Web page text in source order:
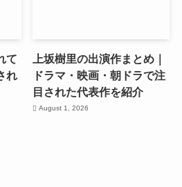
て
れ
上坂樹里の出演作まとめ｜
ドラマ・映画・朝ドラで注
目された代表作を紹介
August 1, 2026